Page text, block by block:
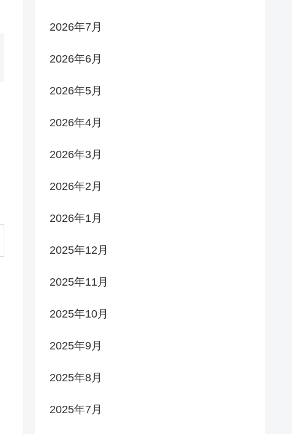
2026年7月
2026年6月
2026年5月
2026年4月
2026年3月
2026年2月
2026年1月
2025年12月
2025年11月
2025年10月
2025年9月
2025年8月
2025年7月